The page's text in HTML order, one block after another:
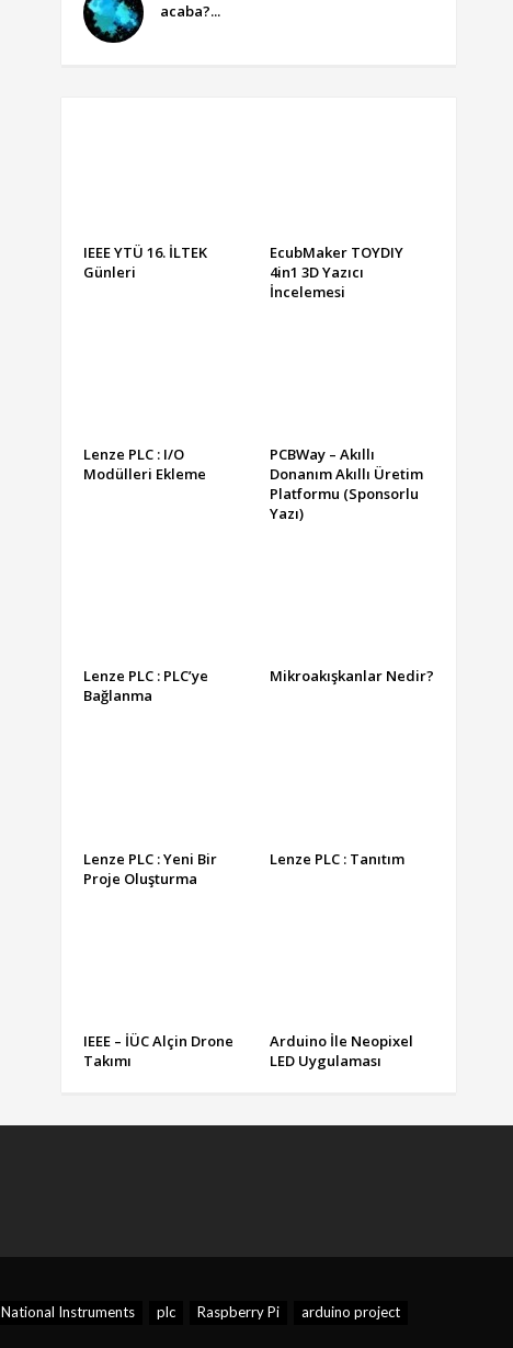
acaba?...
IEEE YTÜ 16. İLTEK
Günleri
EcubMaker TOYDIY
4in1 3D Yazıcı
İncelemesi
Lenze PLC : I/O
Modülleri Ekleme
PCBWay – Akıllı
Donanım Akıllı Üretim
Platformu (Sponsorlu
Yazı)
Lenze PLC : PLC’ye
Bağlanma
Mikroakışkanlar Nedir?
Lenze PLC : Yeni Bir
Proje Oluşturma
Lenze PLC : Tanıtım
IEEE – İÜC Alçin Drone
Takımı
Arduino İle Neopixel
LED Uygulaması
National Instruments plc Raspberry Pi
arduino project